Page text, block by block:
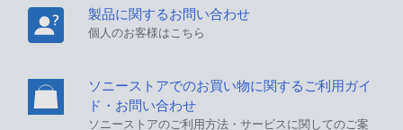
プロフェッショナル/業務用製品に関するお問
い合わせ
法人のお客様はこちら
製品に関するお問い合わせ
個人のお客様はこちら